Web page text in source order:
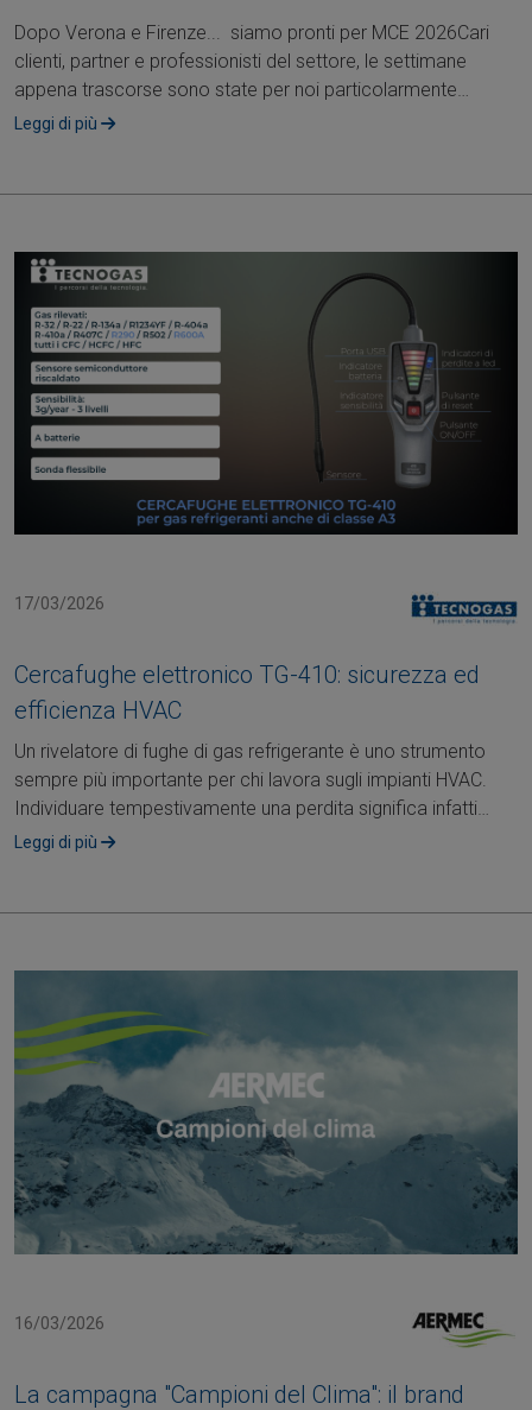
Dopo Verona e Firenze... siamo pronti per MCE 2026Cari
clienti, partner e professionisti del settore, le settimane
appena trascorse sono state per noi particolarmente
intense e ricche di occasioni....
Leggi di più
17/03/2026
Cercafughe elettronico TG-410: sicurezza ed
efficienza HVAC
Un rivelatore di fughe di gas refrigerante è uno strumento
sempre più importante per chi lavora sugli impianti HVAC.
Individuare tempestivamente una perdita significa infatti
garantire sicurezza,....
Leggi di più
16/03/2026
La campagna "Campioni del Clima": il brand